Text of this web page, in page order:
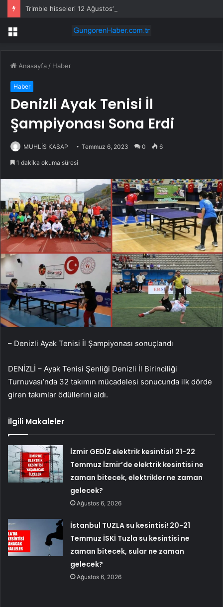
Trimble hisseleri 12 Ağustos’taki kârda %6 hareket edebilir
Menü
Anasayfa / Haber
Haber
Denizli Ayak Tenisi İl
Şampiyonası Sona Erdi
MUHLİS KASAP Temmuz 6, 2023 0 6
1 dakika okuma süresi
– Denizli Ayak Tenisi İl Şampiyonası sonuçlandı
DENİZLİ – Ayak Tenisi Şenliği Denizli İl Birinciliği
Turnuvası’nda 32 takımın mücadelesi sonucunda ilk dörde
giren takımlar ödüllerini aldı.
İlgili Makaleler
İzmir GEDİZ elektrik kesintisi! 21-22
Temmuz İzmir’de elektrik kesintisi ne
zaman bitecek, elektrikler ne zaman
gelecek?
Ağustos 6, 2026
İstanbul TUZLA su kesintisi! 20-21
Temmuz İSKİ Tuzla su kesintisi ne
zaman bitecek, sular ne zaman
gelecek?
Ağustos 6, 2026